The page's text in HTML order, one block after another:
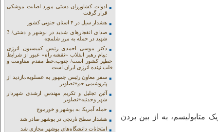
متابولیسم، به از بین بردن
ادوات کشاورزان دشتی مورد اصابت موشکی
قرار گرفت
هشدار سیل در ۴ استان جنوبی کشور
صدای انفجارهای شدید در بوشهر و دشتی/ 3
شهید در حمله به مرز شلمچه
دکتر موسی احمدی رئیس کمیسیون انرژی
:پیام رهبر انقلاب «نقشه راه» عبور از شرایط
خطیر کشور است/ جنوب،خط مقدم مقاومت و
قلب تپنده انرژی ایران است
سفر معاون رئیس جمهور به عسلویه،بازدید از
پتروشیمی جم+تصاویر
آئین تجلیل و تکریم مهندس ارشدی شهردار
شهر وحدتیه+تصاویر
حمله آمریکا به بوشهر و خورموج
هشدار سطح نارنجی در بوشهر صادر شد
امتحانات دانشگاه‌های بوشهر مجازی شد